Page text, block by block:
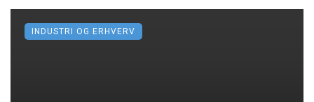
INDUSTRI OG ERHVERV